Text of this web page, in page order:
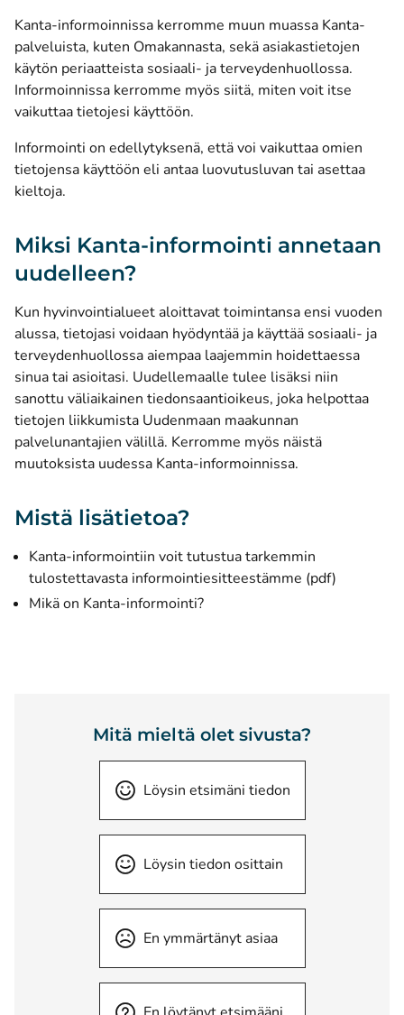
Kanta-informoinnissa kerromme muun muassa Kanta-
palveluista, kuten Omakannasta, sekä asiakastietojen
käytön periaatteista sosiaali- ja terveydenhuollossa.
Informoinnissa kerromme myös siitä, miten voit itse
vaikuttaa tietojesi käyttöön.
Informointi on edellytyksenä, että voi vaikuttaa omien
tietojensa käyttöön eli antaa luovutusluvan tai asettaa
kieltoja.
Miksi Kanta-informointi annetaan
uudelleen?
Kun hyvinvointialueet aloittavat toimintansa ensi vuoden
alussa, tietojasi voidaan hyödyntää ja käyttää sosiaali- ja
terveydenhuollossa aiempaa laajemmin hoidettaessa
sinua tai asioitasi. Uudellemaalle tulee lisäksi niin
sanottu väliaikainen tiedonsaantioikeus, joka helpottaa
tietojen liikkumista Uudenmaan maakunnan
palvelunantajien välillä. Kerromme myös näistä
muutoksista uudessa Kanta-informoinnissa.
Mistä lisätietoa?
Kanta-informointiin voit tutustua tarkemmin
tulostettavasta informointiesitteestämme (pdf)
Mikä on Kanta-informointi?
Mitä mieltä olet sivusta?
Löysin etsimäni tiedon
Löysin tiedon osittain
En ymmärtänyt asiaa